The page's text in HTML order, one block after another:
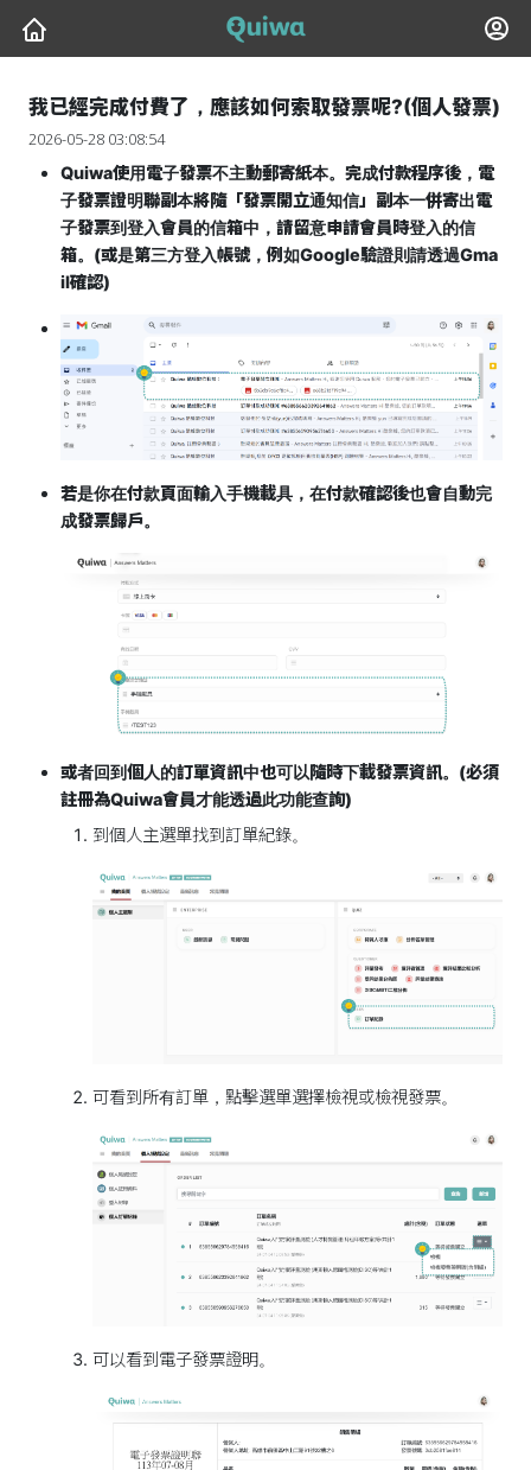
我已經完成付費了，應該如何索取發票呢?(個人發票)
2026-05-28 03:08:54
Quiwa使用電子發票不主動郵寄紙本。完成付款程序後，電
子發票證明聯副本將隨「發票開立通知信」副本一併寄出電
子發票到登入會員的信箱中，請留意申請會員時登入的信
箱。(或是第三方登入帳號，例如Google驗證則請透過Gma
il確認)
若是你在付款頁面輸入手機載具，在付款確認後也會自動完
成發票歸戶。
或者回到個人的訂單資訊中也可以隨時下載發票資訊。(必須
註冊為Quiwa會員才能透過此功能查詢)
到個人主選單找到訂單紀錄。
可看到所有訂單，點擊選單選擇檢視或檢視發票。
可以看到電子發票證明。